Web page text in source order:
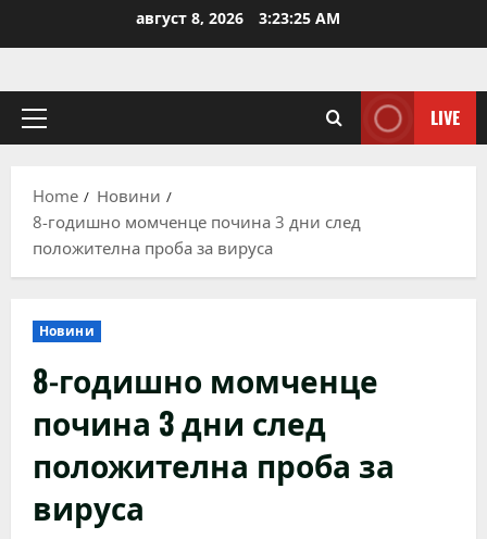
август 8, 2026 3:23:26 AM
Primary
LIVE
Home
Новини
8-годишно момченце почина 3 дни след
положителна проба за вируса
Новини
8-годишно момченце
почина 3 дни след
положителна проба за
вируса